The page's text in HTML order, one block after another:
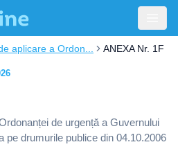
aplicare a Ordon... ANEXA Nr. 1F
de urgență a Guvernului
pe drumurile publice din 04.10.2006